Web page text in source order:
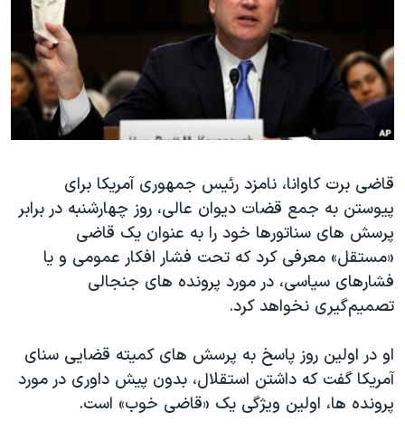
حقوق شهروندی
اقتصادی
گالری عکس
آرشیو پخش زنده
انتخابات ریاست جمهوری آمریکا ۲۰۲۴
حمله جمهوری اسلامی به اسرائیل
اعتراضات زن، زندگی، آزادی
مجموعه مستندهای دادخواهی
تریبونال مردمی آبان ۹۸
دادگاه حمید نوری
چهل سال گروگان‌گیری
اعتراضات مردمی آبان ۹۸
اسرائیل در جنگ
زبانهای مختلف
قاضی برت کاوانا، نامزد رئیس جمهوری آمریکا برای
پیوستن به جمع قضات دیوان عالی، روز چهارشنبه در برابر
پرسش های سناتورها خود را به عنوان یک قاضی
«مستقل» معرفی کرد که تحت فشار افکار عمومی و یا
فشارهای سیاسی، در مورد پرونده های جنجالی
تصمیم‌گیری نخواهد کرد.
او در اولین روز پاسخ به پرسش های کمیته قضایی سنای
آمریکا گفت که داشتن استقلال، بدون پیش داوری در مورد
پرونده ها، اولین ویژگی یک «قاضی خوب» است.